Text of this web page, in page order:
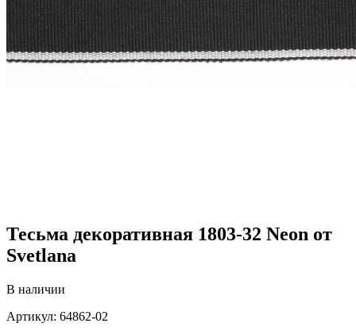
Тесьма декоративная 1803-32 Neon от
Svetlana
В наличии
Артикул: 64862-02